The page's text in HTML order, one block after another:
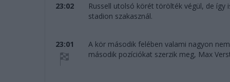
23:02
Russell utolsó körét törölték végül, de
stadion szakasznál.
23:01
A kör második felében valami nagyon
második pozíciókat szerzik meg, Max